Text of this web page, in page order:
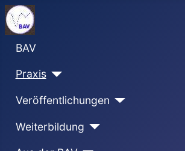
BAV
Praxis
Veröffentlichungen
Weiterbildung